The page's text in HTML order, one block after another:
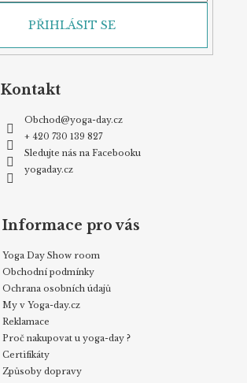
PŘIHLÁSIT SE
Kontakt
Obchod@yoga-day.cz
+ 420 730 139 827
Sledujte nás na Facebooku
yogaday.cz
Informace pro vás
Yoga Day Show room
Obchodní podmínky
Ochrana osobních údajů
My v Yoga-day.cz
Reklamace
Proč nakupovat u yoga-day ?
Certifikáty
Způsoby dopravy